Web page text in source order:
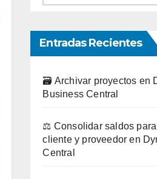
Entradas Recientes
🗃️ Archivar proyectos en
Business Central
⚖️ Consolidar saldos
cliente y proveedor en
Central